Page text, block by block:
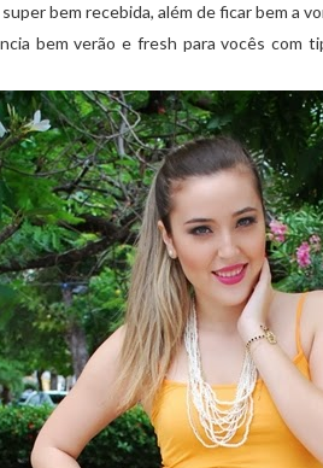
bem recebida, além de ficar bem a
bem verão e fresh para vocês com